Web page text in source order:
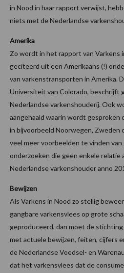
in Nood in haar rapport verwijst,
niets met de Nederlandse
Amerika
Zo wordt in het rapport van Varkens
geciteerd uit een Amerikaans (!)
van varkenstransporten in Amerika.
Universiteit van Colorado, beschrijft
Nederlandse varkenshouderij. Ook
aangehaald waarin wordt gesproken
in bijvoorbeeld Noorwegen, Zweden
veel meer voorbeelden te vinden
onderzoeken die geen enkele relatie
Nederlandse varkenshouder anno
Bewijzen
Als Varkens in Nood zo stellig
gangbare varkensvlees op grote
geproduceerd, dan moet de stichting
met actuele bewijzen, feiten, cijfers
de Nederlandse Voedsel- en
dat het varkensvlees dat de